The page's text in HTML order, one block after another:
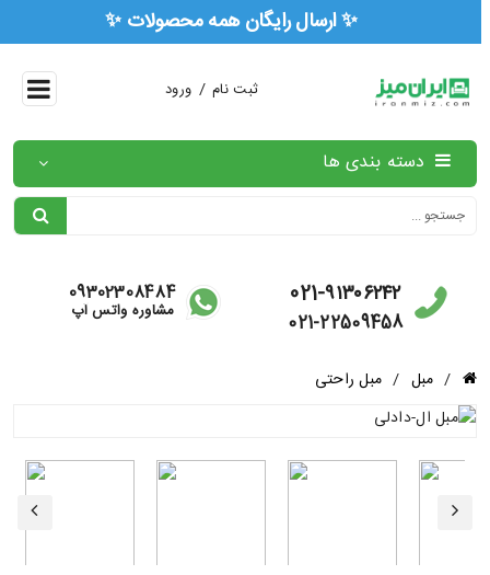
✨ ارسال رایگان همه محصولات ✨
ثبت نام / ورود
دسته بندی ها
021-۹۱۳۰۶۲۴۲
021-22509458
09302308484
مشاوره واتس آپ
مبل مبل راحتی